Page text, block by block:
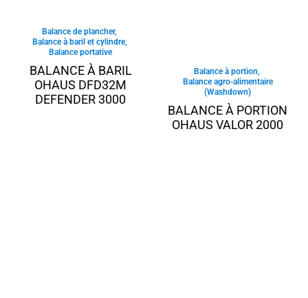
Balance de plancher,
Balance à baril et cylindre,
Balance portative
BALANCE À BARIL
OHAUS DFD32M
DEFENDER 3000
Balance à portion,
Balance agro-alimentaire
(Washdown)
BALANCE À PORTION
OHAUS VALOR 2000